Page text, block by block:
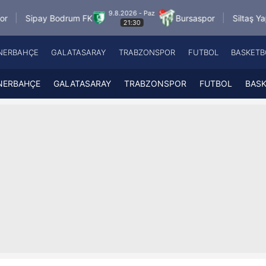
FK
9.8.2026 - Paz
21:30
Bursaspor Siltaş Yapı
Fenerbahçe
Galatasaray
A
GALATASARAY TRABZONSPOR FUTBOL
GALATASARAY TRABZONSPOR FUTBOL